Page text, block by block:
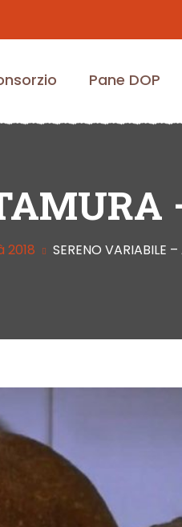
Pane DOP
2018 SERENO VARIABILE